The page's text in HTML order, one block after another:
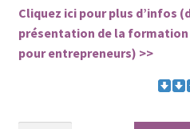
Blog pour hommes
Blog pour femmes
Cliquez ici pour plus d’infos
présentation de la
pour entrepreneurs) >>